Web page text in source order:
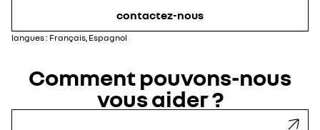
fermé exceptionnellement
dimanche
fermé
contactez-nous
langues : Français, Espagnol
Comment pouvons-nous
vous aider ?